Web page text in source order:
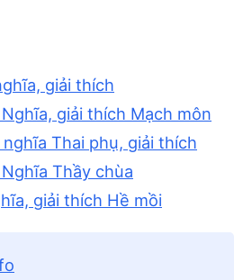
giải thích
giải thích Mạch môn
Thai phụ, giải thích
Thầy chùa
giải thích Hề mồi